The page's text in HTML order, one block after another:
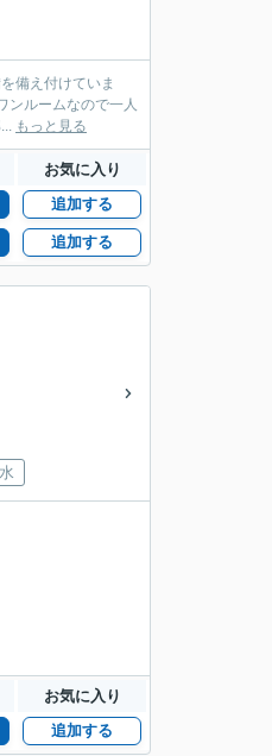
備え付けていま
ンルームなので一人
もっと見る
お気に入り
追加する
追加する
お気に入り
追加する